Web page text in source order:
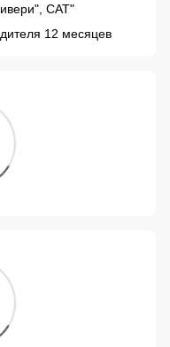
САТ"
12 месяцев